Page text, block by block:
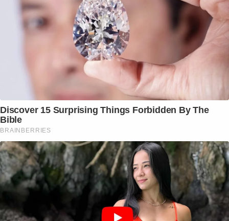
Discover 15 Surprising Things Forbidden By The
Bible
BRAINBERRIES